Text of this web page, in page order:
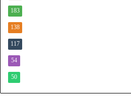
183
138
117
54
50